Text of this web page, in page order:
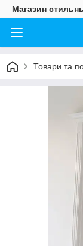
Магазин
Товари та